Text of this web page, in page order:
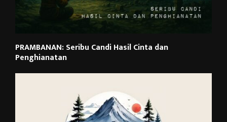
PRAMBANAN: Seribu Candi Hasil Cinta dan
Penghianatan